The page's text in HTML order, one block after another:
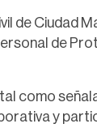
de Ciudad
de
como
y